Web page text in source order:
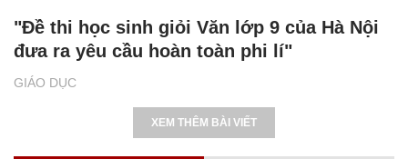
GIÁO DỤC
"Đề thi học sinh giỏi Văn lớp 9 của Hà Nội
đưa ra yêu cầu hoàn toàn phi lí"
XEM THÊM BÀI VIẾT